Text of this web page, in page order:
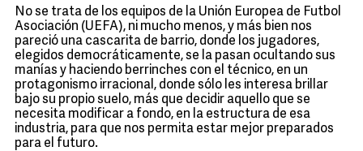
No se trata de los equipos de la Unión Europea de Futbol
Asociación (UEFA), ni mucho menos, y más bien nos
pareció una cascarita de barrio, donde los jugadores,
elegidos democráticamente, se la pasan ocultando sus
manías y haciendo berrinches con el técnico, en un
protagonismo irracional, donde sólo les interesa brillar
bajo su propio suelo, más que decidir aquello que se
necesita modificar a fondo, en la estructura de esa
industria, para que nos permita estar mejor preparados
para el futuro.